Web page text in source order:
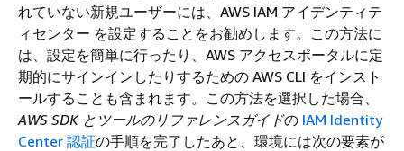
れていない新規ユーザーには、AWS IAM アイデンティテ
ィセンター を設定することをお勧めします。この方法に
は、設定を簡単に行ったり、AWS アクセスポータルに定
期的にサインインしたりするための AWS CLI をインスト
ールすることも含まれます。この方法を選択した場合、
AWS SDK とツールのリファレンスガイドの IAM Identity
Center 認証の手順を完了したあと、環境には次の要素が